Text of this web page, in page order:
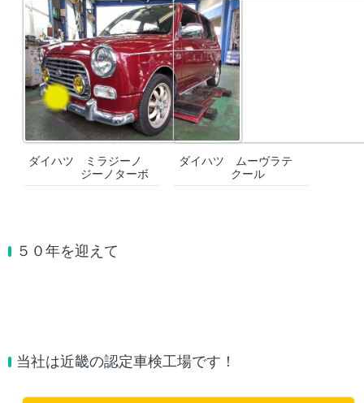
ダイハツ ミラジーノ
ジーノターボ
ダイハツ ムーヴラテ
クール
５０年を迎えて
当社は近畿の認定車検工場です！